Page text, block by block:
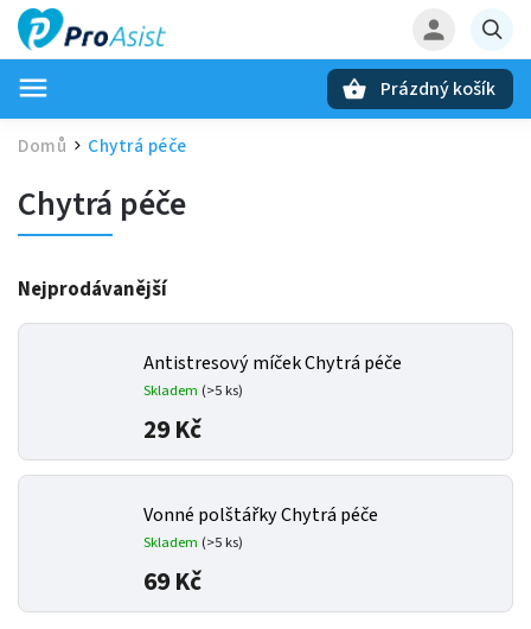
Prázdný košík
Domů / Chytrá péče
Chytrá péče
Nejprodávanější
Antistresový míček Chytrá péče
Skladem (>5 ks)
29 Kč
Vonné polštářky Chytrá péče
Skladem (>5 ks)
69 Kč